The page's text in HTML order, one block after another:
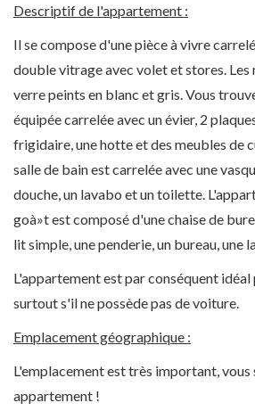
Descriptif de l'appartement :
Il se compose d'une pièce à vivre
double vitrage avec volet et stores. Les
verre peints en blanc et gris. Vous
équipée carrelée avec un évier, 2
frigidaire, une hotte et des meubles de
salle de bain est carrelée avec une
douche, un lavabo et un toilette.
goà»t est composé d'une chaise de
lit simple, une penderie, un bureau, une
L'appartement est par conséquent
surtout s'il ne possède pas de voiture.
Emplacement géographique :
L'emplacement est très important, vous
appartement !